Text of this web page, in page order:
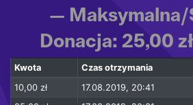
— Maksymalna/
Donacja: 25,00
Kwota Czas otrzymania
10,00 zł
17.08.2019, 20:41